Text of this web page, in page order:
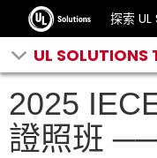
探索
UL SOLUTIONS
2025
證照班